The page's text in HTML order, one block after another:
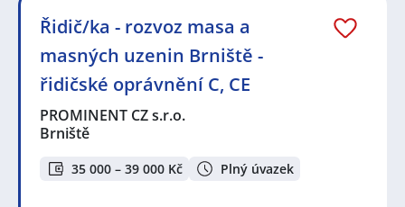
Řidič/ka - rozvoz masa a
masných uzenin Brniště -
řidičské oprávnění C, CE
PROMINENT CZ s.r.o.
Brniště
35 000 – 39 000 Kč Plný úvazek